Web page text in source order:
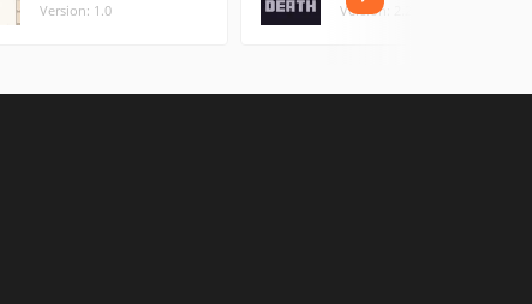
Version: 1.0 Version: 2.2 (21.33 MB)